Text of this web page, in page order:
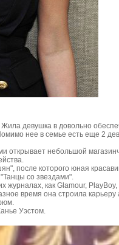
девушка в довольно
нее в семье есть еще 2
открывает небольшой
после которого юная
со звездами".
журналах, как Glamour, PlayBoy,
время она строила
Уэстом.